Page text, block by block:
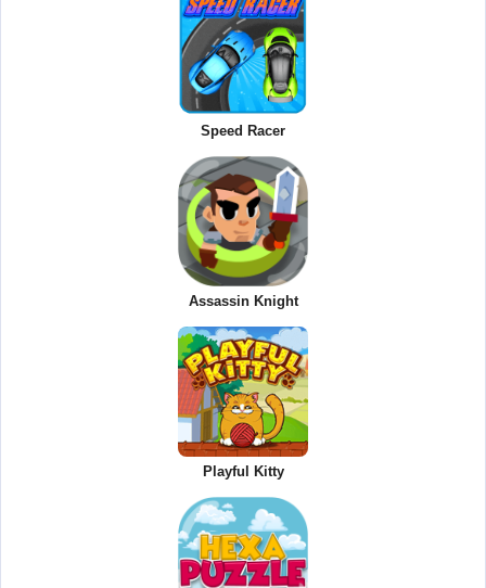
Speed Racer
Assassin Knight
Playful Kitty